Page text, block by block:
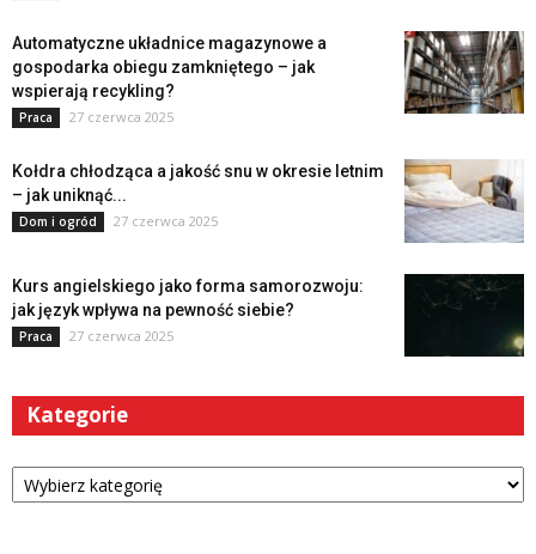
Automatyczne układnice magazynowe a
gospodarka obiegu zamkniętego – jak
wspierają recykling?
Praca 27 czerwca 2025
Kołdra chłodząca a jakość snu w okresie letnim
– jak uniknąć...
Dom i ogród 27 czerwca 2025
Kurs angielskiego jako forma samorozwoju:
jak język wpływa na pewność siebie?
Praca 27 czerwca 2025
Kategorie
Kategorie